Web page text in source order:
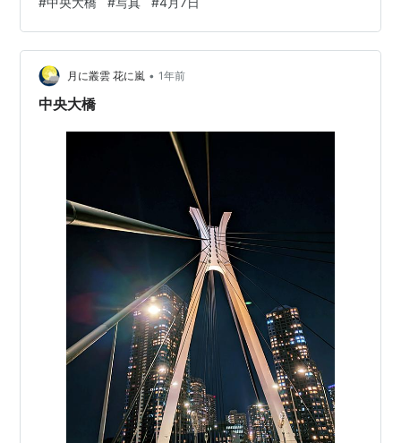
としている。 デジタルズームを使用すればもう少し大き
く写せるが 川面に写りこんだ光を入れたかったためこの
写真になった。 スカイツリーは電波塔である。 東京タワ
ーが産経新聞の社長だった前田久吉が中心となって設置
したのに対し スカイツリーは東武鉄道が設置して…
月に叢雲 花に嵐 • 1年前
中央大橋